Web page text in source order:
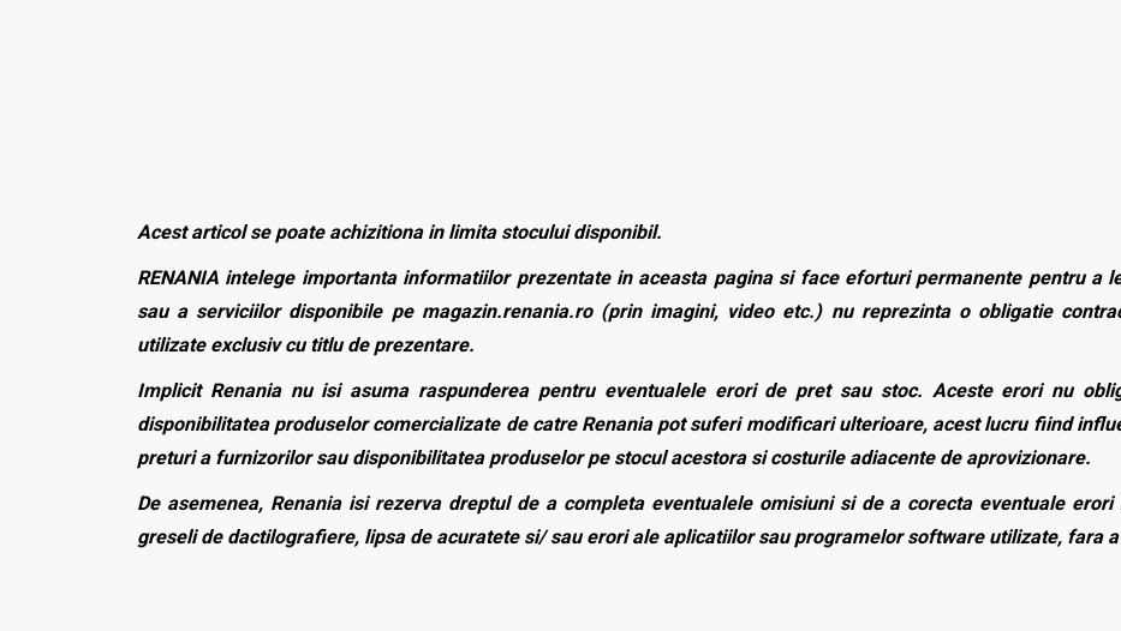
Acest articol se poate achizitiona in limita stocului disponibil.
RENANIA intelege importanta informatiilor prezentate in aceasta pagina si face eforturi permanente pentru a
sau a serviciilor disponibile pe magazin.renania.ro (prin imagini, video etc.) nu reprezinta o obligatie
utilizate exclusiv cu titlu de prezentare.
Implicit Renania nu isi asuma raspunderea pentru eventualele erori de pret sau stoc. Aceste erori nu
disponibilitatea produselor comercializate de catre Renania pot suferi modificari ulterioare, acest lucru fiind
preturi a furnizorilor sau disponibilitatea produselor pe stocul acestora si costurile adiacente de aprovizionare.
De asemenea, Renania isi rezerva dreptul de a completa eventualele omisiuni si de a corecta eventuale
greseli de dactilografiere, lipsa de acuratete si/ sau erori ale aplicatiilor sau programelor software utilizate, fara